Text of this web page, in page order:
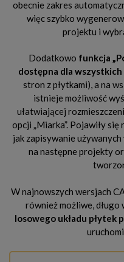
obecnie zakres
więc szybko
projektu i
Dodatkowo funkcja
dostępna dla
stron z płytkami), a na
istnieje możliwość
ułatwiającej
opcji „Miarka”. Pojawiły
jak zapisywanie
na następne projekty
W najnowszych wersjach
również możliwe, długo
losowego układu płytek